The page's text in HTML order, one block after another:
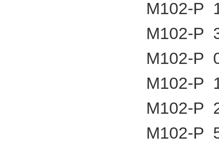
M102-P
M102-P
M102-P
M102-P
M102-P
M102-P